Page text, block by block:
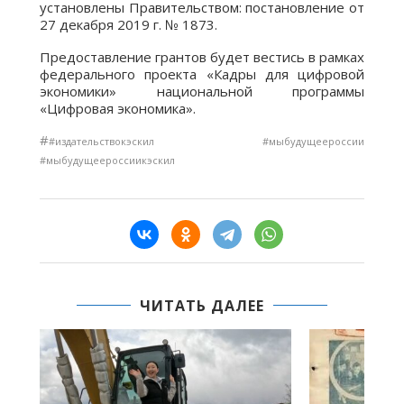
установлены Правительством: постановление от
27 декабря 2019 г. № 1873.
Предоставление грантов будет вестись в рамках
федерального проекта «Кадры для цифровой
экономики» национальной программы
«Цифровая экономика».
##издательствокэскил #мыбудущеероссии
#мыбудущеероссиикэскил
ЧИТАТЬ ДАЛЕЕ